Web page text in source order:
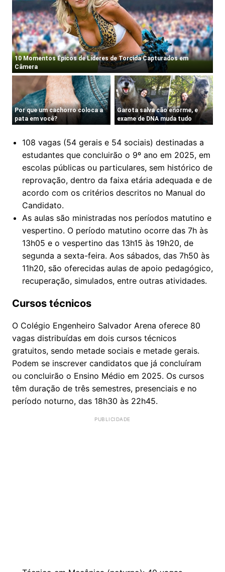
108 vagas (54 gerais e 54 sociais) destinadas a
estudantes que concluirão o 9º ano em 2025, em
escolas públicas ou particulares, sem histórico de
reprovação, dentro da faixa etária adequada e de
acordo com os critérios descritos no Manual do
Candidato.
As aulas são ministradas nos períodos matutino e
vespertino. O período matutino ocorre das 7h às
13h05 e o vespertino das 13h15 às 19h20, de
segunda a sexta-feira. Aos sábados, das 7h50 às
11h20, são oferecidas aulas de apoio pedagógico,
recuperação, simulados, entre outras atividades.
Cursos técnicos
O Colégio Engenheiro Salvador Arena oferece 80
vagas distribuídas em dois cursos técnicos
gratuitos, sendo metade sociais e metade gerais.
Podem se inscrever candidatos que já concluíram
ou concluirão o Ensino Médio em 2025. Os cursos
têm duração de três semestres, presenciais e no
período noturno, das 18h30 às 22h45.